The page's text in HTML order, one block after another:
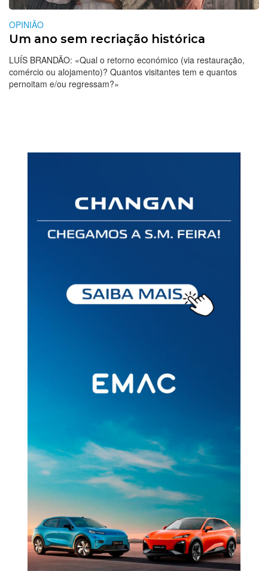
OPINIÃO
Um ano sem recriação histórica
LUÍS BRANDÃO: «Qual o retorno económico (via restauração,
comércio ou alojamento)? Quantos visitantes tem e quantos
pernoitam e/ou regressam?»